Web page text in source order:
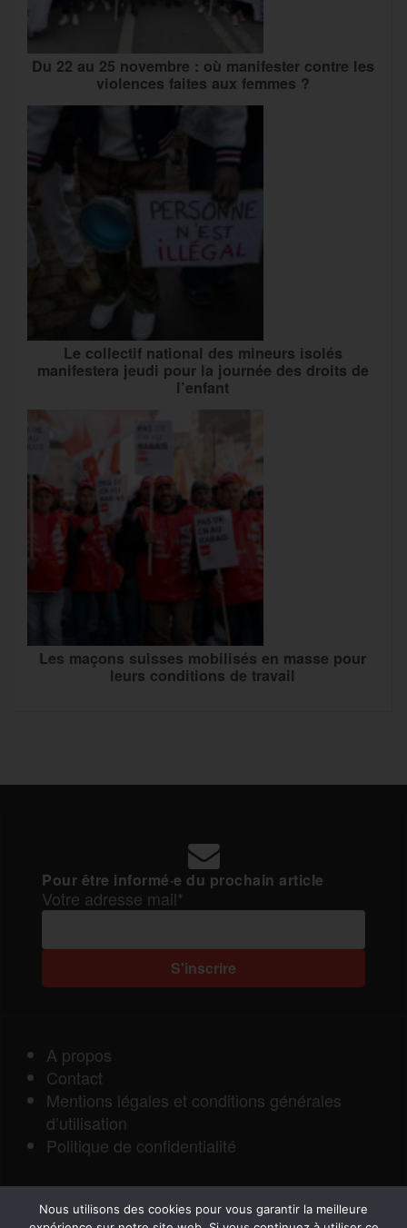
Du 22 au 25 novembre : où manifester contre les
violences faites aux femmes ?
Le collectif national des mineurs isolés
manifestera jeudi pour la journée des droits de
l’enfant
Les maçons suisses mobilisés en masse pour
leurs conditions de travail
Pour être informé·e du prochain article
Votre adresse mail*
A propos
Contact
Mentions légales et conditions générales
d’utilisation
Politique de confidentialité
Nous utilisons des cookies pour vous garantir la meilleure